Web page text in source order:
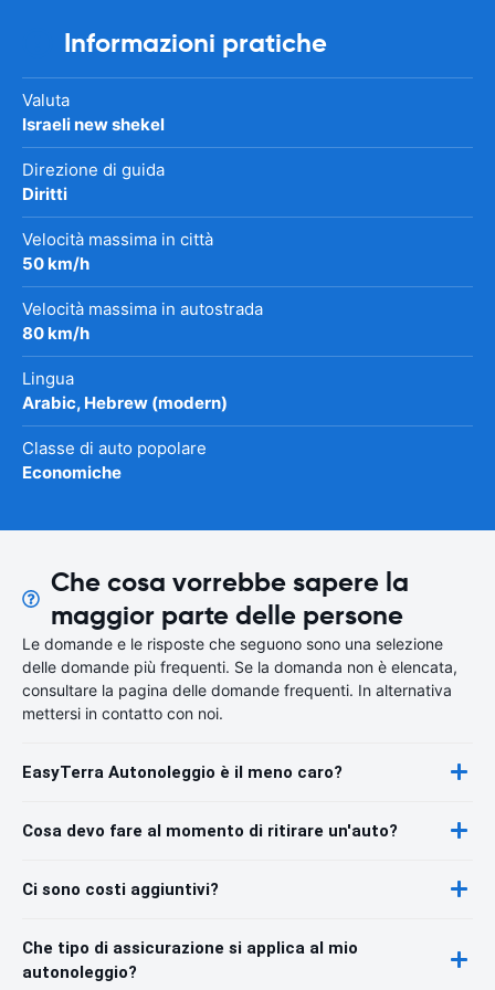
Informazioni pratiche
Valuta
Israeli new shekel
Direzione di guida
Diritti
Velocità massima in città
50 km/h
Velocità massima in autostrada
80 km/h
Lingua
Arabic, Hebrew (modern)
Classe di auto popolare
Economiche
Che cosa vorrebbe sapere la
maggior parte delle persone
Le domande e le risposte che seguono sono una selezione
delle domande più frequenti. Se la domanda non è elencata,
consultare la pagina delle domande frequenti. In alternativa
mettersi in contatto con noi.
EasyTerra Autonoleggio è il meno caro?
Cosa devo fare al momento di ritirare un'auto?
Ci sono costi aggiuntivi?
Che tipo di assicurazione si applica al mio
autonoleggio?